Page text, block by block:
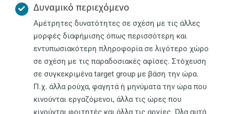
Δυναμικό περιεχόμενο
Αμέτρητες δυνατότητες σε σχέση με τις άλλες
μορφές διαφήμισης όπως περισσότερη και
εντυπωσιακότερη πληροφορία σε λιγότερο χώρο
σε σχέση με τις παραδοσιακές αφίσες. Στόχευση
σε συγκεκριμένα target group με βάση την ώρα.
Π.χ. άλλα ρούχα, φαγητά ή μηνύματα την ώρα που
κινούνται εργαζόμενοι, άλλα τις ώρες που
κινούνται φοιτητές και άλλα τις αργίες. Όλα αυτά